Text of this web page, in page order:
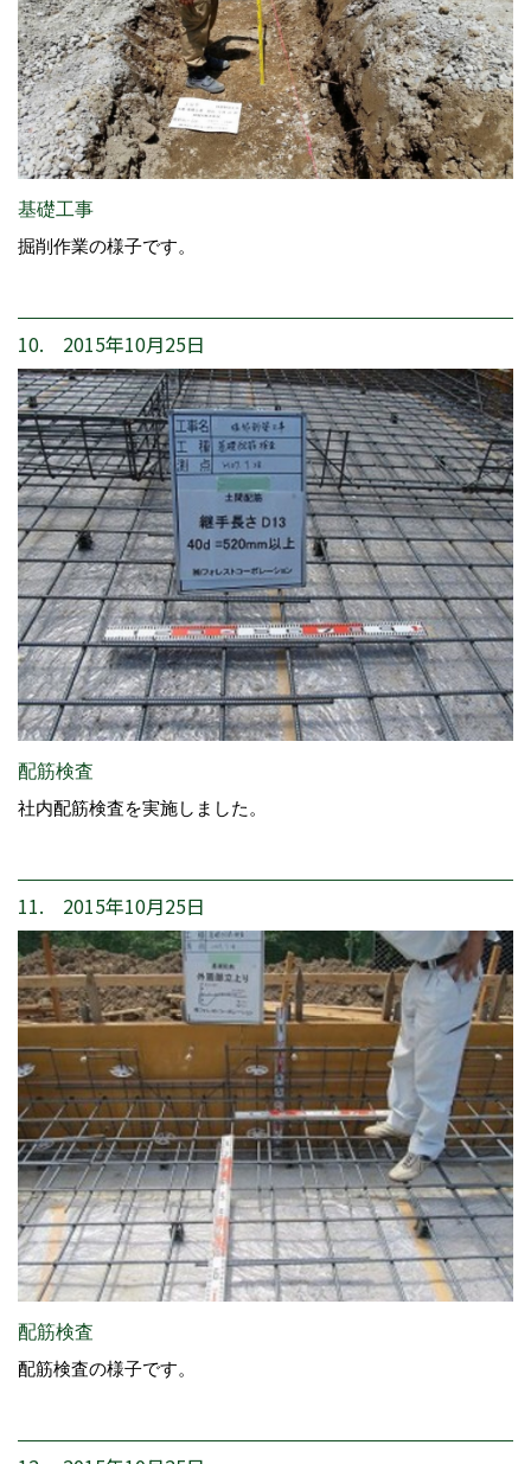
基礎工事
掘削作業の様子です。
10. 2015年10月25日
配筋検査
社内配筋検査を実施しました。
11. 2015年10月25日
配筋検査
配筋検査の様子です。